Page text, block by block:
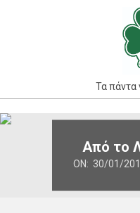
Τα πάντα
Primary
Από το
ON: 30/01/